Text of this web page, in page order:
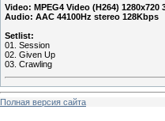
Video: MPEG4 Video (H264) 1280x720
Audio: AAC 44100Hz stereo 128Kbps
Setlist:
01. Session
02. Given Up
03. Crawling
Полная версия сайта